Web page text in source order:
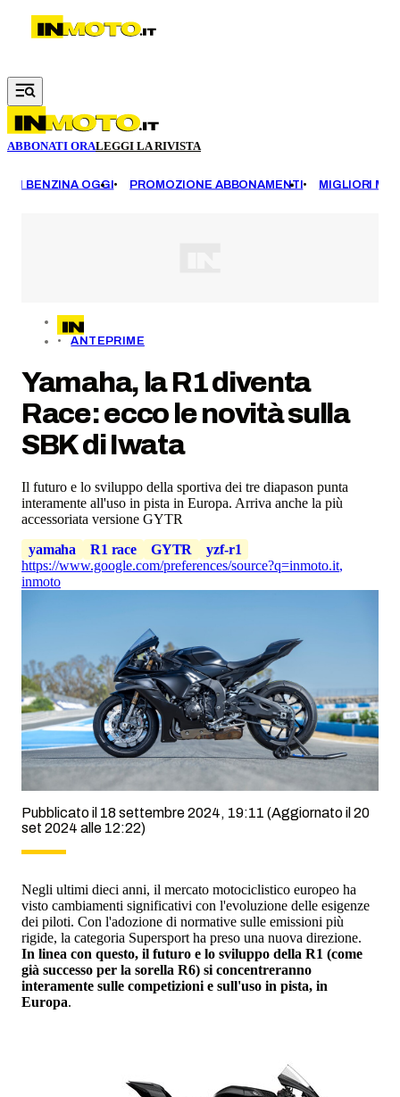
Vai al contenuto principale
ABBONATI ORALEGGI LA RIVISTA
BENZINA OGGI PROMOZIONE ABBONAMENTI MIGLIORI
ANTEPRIME
Yamaha, la R1 diventa
Race: ecco le novità sulla
SBK di Iwata
Il futuro e lo sviluppo della sportiva dei tre diapason punta
interamente all'uso in pista in Europa. Arriva anche la più
accessoriata versione GYTR
yamaha
R1 race GYTR
yzf-r1
https://www.google.com/preferences/source?q=inmoto.it,
inmoto
Pubblicato il 18 settembre 2024, 19:11 (Aggiornato il 20
set 2024 alle 12:22)
Negli ultimi dieci anni, il mercato motociclistico europeo ha
visto cambiamenti significativi con l'evoluzione delle esigenze
dei piloti. Con l'adozione di normative sulle emissioni più
rigide, la categoria Supersport ha preso una nuova direzione.
In linea con questo, il futuro e lo sviluppo della R1 (come
già successo per la sorella R6) si concentreranno
interamente sulle competizioni e sull'uso in pista, in
Europa.